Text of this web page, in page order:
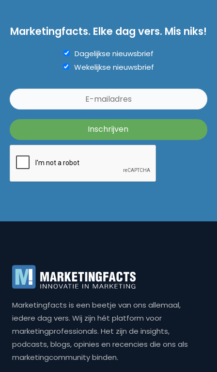
Marketingfacts. Elke dag vers. Mis niks!
Dagelijkse nieuwsbrief
Wekelijkse nieuwsbrief
Marketingfacts is een beetje van ons allemaal,
iedere dag vers. Wij zijn hét platform voor
marketingprofessionals. Het zijn de insights,
podcasts, blogs, opinies en recencies die ons als
marketingcommunity binden.